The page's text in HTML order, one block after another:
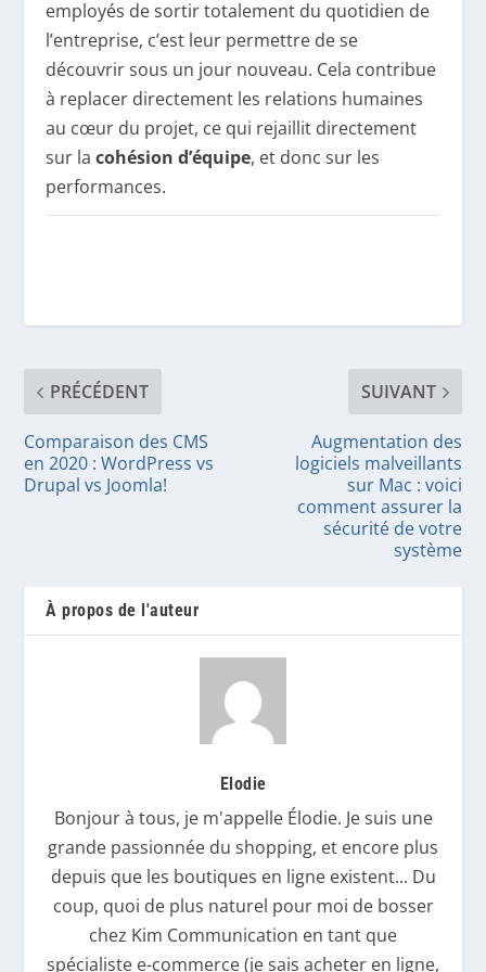
employés de sortir totalement du quotidien de
l’entreprise, c’est leur permettre de se
découvrir sous un jour nouveau. Cela contribue
à replacer directement les relations humaines
au cœur du projet, ce qui rejaillit directement
sur lacohésion d’équipe, et donc sur les
performances.
PRÉCÉDENT
Comparaison des CMS
en 2020 : WordPress vs
Drupal vs Joomla!
SUIVANT
Augmentation des
logiciels malveillants
sur Mac : voici
comment assurer la
sécurité de votre
système
À propos de l'auteur
Elodie
Bonjour à tous, je m'appelle Élodie. Je suis une
grande passionnée du shopping, et encore plus
depuis que les boutiques en ligne existent... Du
coup, quoi de plus naturel pour moi de bosser
chez Kim Communication en tant que
spécialiste e-commerce (je sais acheter en ligne,